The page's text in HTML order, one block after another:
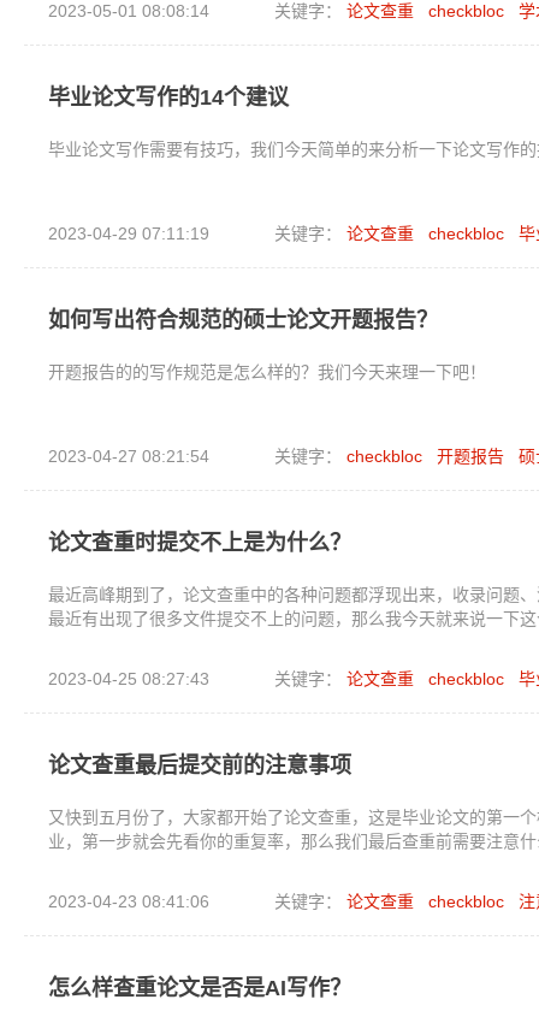
2023-05-01 08:08:14 关键字： 论文查重 checkbloc 学
毕业论文写作的14个建议
毕业论文写作需要有技巧，我们今天简单的来分析一下论文写作
2023-04-29 07:11:19 关键字： 论文查重 checkbloc 毕
如何写出符合规范的硕士论文开题报告？
开题报告的的写作规范是怎么样的？我们今天来理一下吧！
2023-04-27 08:21:54 关键字： checkbloc 开题报告 硕
论文查重时提交不上是为什么？
最近高峰期到了，论文查重中的各种问题都浮现出来，收录问题
最近有出现了很多文件提交不上的问题，那么我今天就来说一下
2023-04-25 08:27:43 关键字： 论文查重 checkbloc 毕
论文查重最后提交前的注意事项
又快到五月份了，大家都开始了论文查重，这是毕业论文的第一
业，第一步就会先看你的重复率，那么我们最后查重前需要注意
2023-04-23 08:41:06 关键字： 论文查重 checkbloc
怎么样查重论文是否是AI写作？